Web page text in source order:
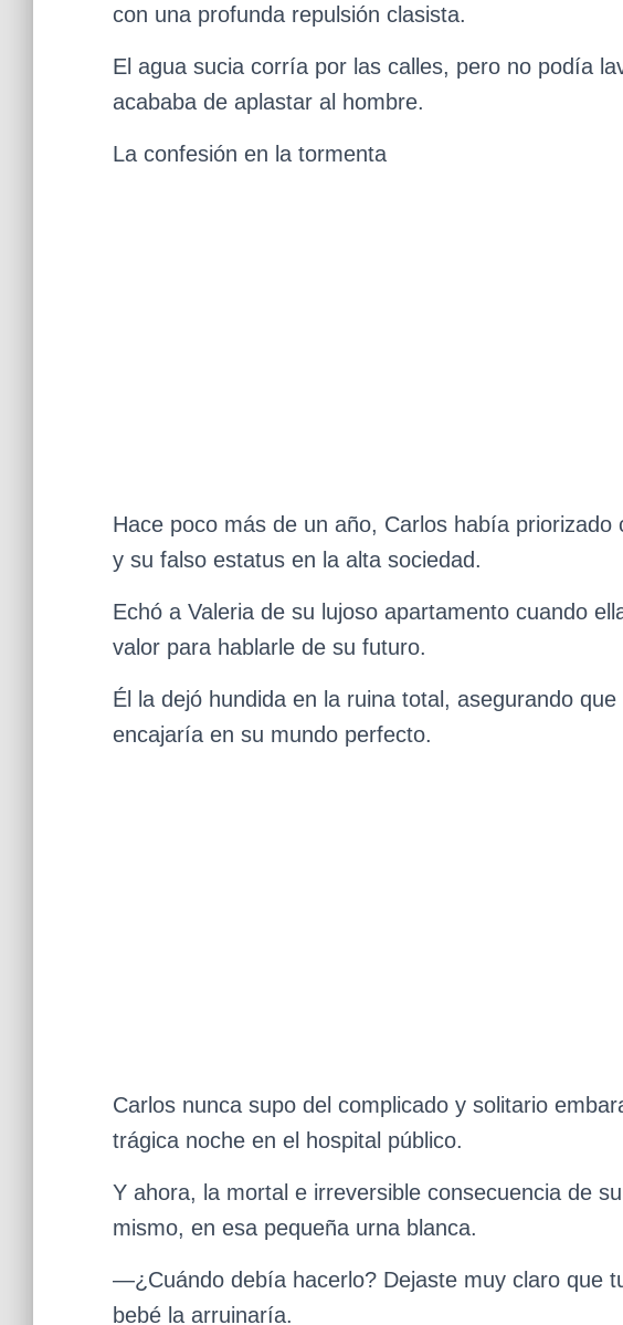
con una profunda repulsión clasista.
El agua sucia corría por las calles, pero no podía
acababa de aplastar al hombre.
La confesión en la tormenta
Hace poco más de un año, Carlos había
y su falso estatus en la alta sociedad.
Echó a Valeria de su lujoso apartamento cuando
valor para hablarle de su futuro.
Él la dejó hundida en la ruina total, asegurando
encajaría en su mundo perfecto.
Carlos nunca supo del complicado y solitario
trágica noche en el hospital público.
Y ahora, la mortal e irreversible consecuencia de
mismo, en esa pequeña urna blanca.
—¿Cuándo debía hacerlo? Dejaste muy claro que
bebé la arruinaría.